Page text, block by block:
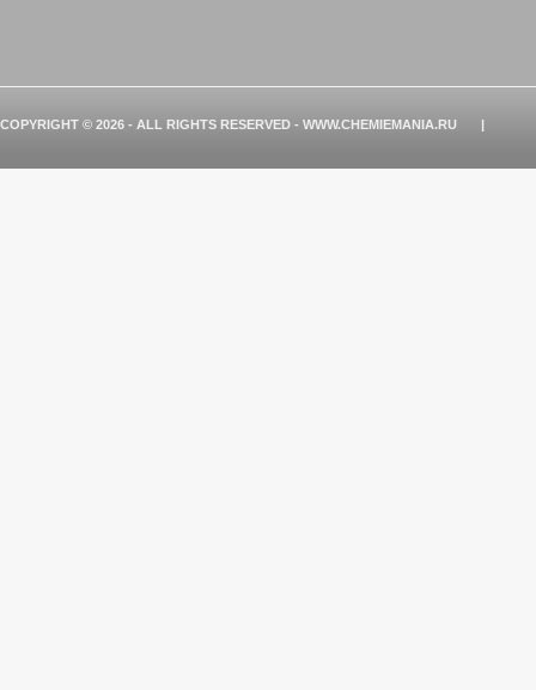
COPYRIGHT © 2026 - ALL RIGHTS RESERVED - WWW.CHEMIEMANIA.RU |